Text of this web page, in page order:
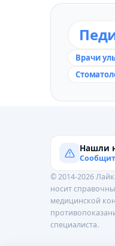
Врачи
Нашли
© 2014-2026
носит
медицинской
специалиста.